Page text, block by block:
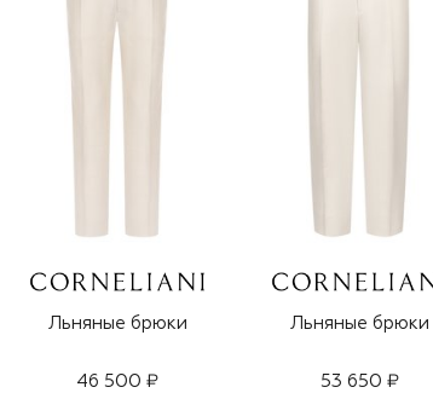
Льняные брюки
46 500 ₽
Льняные брюки
53 650 ₽